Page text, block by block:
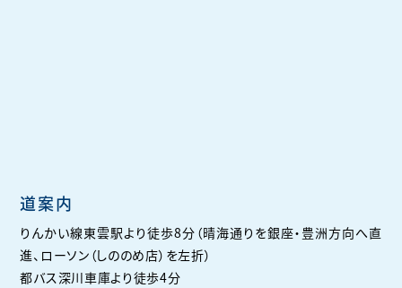
道案内
りんかい線東雲駅より徒歩8分（晴海通りを銀座・豊洲方向へ直
進、ローソン（しののめ店）を左折）
都バス深川車庫より徒歩4分